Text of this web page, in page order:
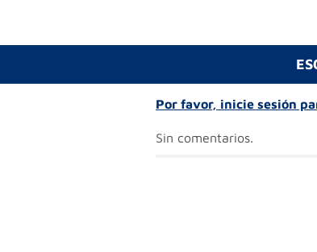
Por favor, inicie sesión
Sin comentarios.